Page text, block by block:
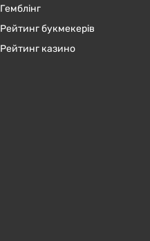
Гемблінг
Рейтинг букмекерів
Рейтинг казино